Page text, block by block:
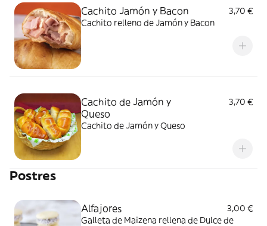
Cachito Jamón y Bacon
3,70 €
Cachito relleno de Jamón y Bacon
Cachito de Jamón y
Queso
3,70 €
Cachito de Jamón y Queso
Postres
Alfajores
3,00 €
Galleta de Maizena rellena de Dulce de